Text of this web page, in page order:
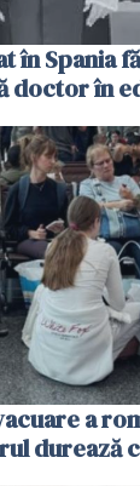
în Spania
doctor în
a
durează